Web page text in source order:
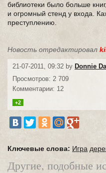
библиотеки было больше
и огромный стенд у входа.
преступлению.
Новость отредактировал
21-07-2011, 09:32 by Donnie
Просмотров: 2 709
Комментарии: 12
+2
Ключевые слова: Игра
Другие, подобные